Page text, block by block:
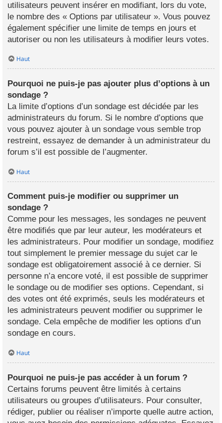
utilisateurs peuvent insérer en modifiant, lors du vote,
le nombre des « Options par utilisateur ». Vous pouvez
également spécifier une limite de temps en jours et
autoriser ou non les utilisateurs à modifier leurs votes.
Haut
Pourquoi ne puis-je pas ajouter plus d’options à un
sondage ?
La limite d’options d’un sondage est décidée par les
administrateurs du forum. Si le nombre d’options que
vous pouvez ajouter à un sondage vous semble trop
restreint, essayez de demander à un administrateur du
forum s’il est possible de l’augmenter.
Haut
Comment puis-je modifier ou supprimer un
sondage ?
Comme pour les messages, les sondages ne peuvent
être modifiés que par leur auteur, les modérateurs et
les administrateurs. Pour modifier un sondage, modifiez
tout simplement le premier message du sujet car le
sondage est obligatoirement associé à ce dernier. Si
personne n’a encore voté, il est possible de supprimer
le sondage ou de modifier ses options. Cependant, si
des votes ont été exprimés, seuls les modérateurs et
les administrateurs peuvent modifier ou supprimer le
sondage. Cela empêche de modifier les options d’un
sondage en cours.
Haut
Pourquoi ne puis-je pas accéder à un forum ?
Certains forums peuvent être limités à certains
utilisateurs ou groupes d’utilisateurs. Pour consulter,
rédiger, publier ou réaliser n’importe quelle autre action,